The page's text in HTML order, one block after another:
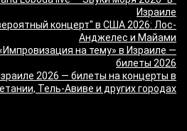
Израиле
концерт" в США 2026: Лос-
Анджелес и Майами
на тему» в Израиле —
билеты 2026
2026 — билеты на концерты в
Тель-Авиве и других городах